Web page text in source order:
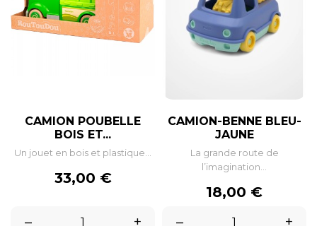
CAMION POUBELLE
BOIS ET...
Un jouet en bois et plastique...
Prix
33,00 €
– +
CAMION-BENNE BLEU-
JAUNE
La grande route de
l’imagination...
Prix
18,00 €
–
+